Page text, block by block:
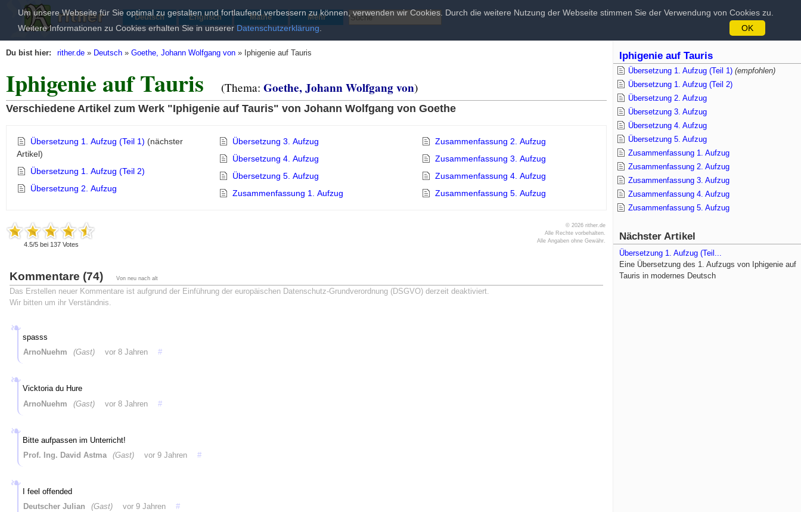
Deutsch Englisch Mathe Mehr
Du bist hier: rither.de » Deutsch »Goethe, Johann Wolfgang von » Iphigenie auf Tauris
Iphigenie auf Tauris (Thema:Goethe, Johann Wolfgang von)
Verschiedene Artikel zum Werk "Iphigenie auf Tauris" von Johann Wolfgang von Goethe
Übersetzung 1. Aufzug (Teil 1) (nächster
Artikel)
Übersetzung 1. Aufzug (Teil 2)
Übersetzung 2. Aufzug
Übersetzung 3. Aufzug
Übersetzung 4. Aufzug
Übersetzung 5. Aufzug
Zusammenfassung 1. Aufzug
Zusammenfassung 2. Aufzug
Zusammenfassung 3. Aufzug
Zusammenfassung 4. Aufzug
Zusammenfassung 5. Aufzug
4.5/5 bei 137 Votes
© 2026 rither.de
Alle Rechte vorbehalten.
Alle Angaben ohne Gewähr.
Kommentare (74) Von neu nach alt
Das Erstellen neuer Kommentare ist aufgrund der Einführung der europäischen Datenschutz-Grundverordnung (DSGVO) derzeit deaktiviert.
Wir bitten um ihr Verständnis.
spasss
ArnoNuehm
(Gast) vor 8 Jahren #
Vicktoria du Hure
ArnoNuehm
(Gast) vor 8 Jahren #
Bitte aufpassen im Unterricht!
Prof. Ing. David Astma
(Gast) vor 9 Jahren #
I feel offended
Deutscher Julian
(Gast) vor 9 Jahren #
Iphigenie auf Tauris
Übersetzung 1. Aufzug (Teil 1) (empfohlen)
Übersetzung 1. Aufzug (Teil 2)
Übersetzung 2. Aufzug
Übersetzung 3. Aufzug
Übersetzung 4. Aufzug
Übersetzung 5. Aufzug
Zusammenfassung 1. Aufzug
Zusammenfassung 2. Aufzug
Zusammenfassung 3. Aufzug
Zusammenfassung 4. Aufzug
Zusammenfassung 5. Aufzug
Nächster Artikel
Übersetzung 1. Aufzug (Teil...
Eine Übersetzung des 1. Aufzugs von Iphigenie auf
Tauris in modernes Deutsch
Um unsere Webseite für Sie optimal zu gestalten und fortlaufend verbessern zu können, verwenden wir Cookies. Durch die weitere Nutzung der Webseite stimmen Sie der Verwendung von Cookies zu.
Weitere Informationen zu Cookies erhalten Sie in unserer Datenschutzerklärung OK